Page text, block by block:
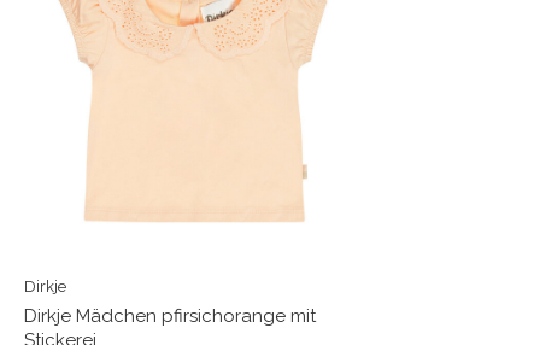
Dirkje
Dirkje Mädchen pfirsichorange mit